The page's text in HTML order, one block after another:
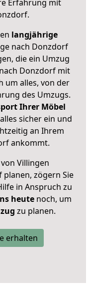
Erfahrung mit
.
langjährige
nach Donzdorf
die ein Umzug
Donzdorf mit
um alles, von der
des Umzugs.
Ihrer Möbel
sicher ein und
an Ihrem
ankommt.
Villingen
zögern Sie
in Anspruch zu
heutenoch, um
zu planen.
erhalten